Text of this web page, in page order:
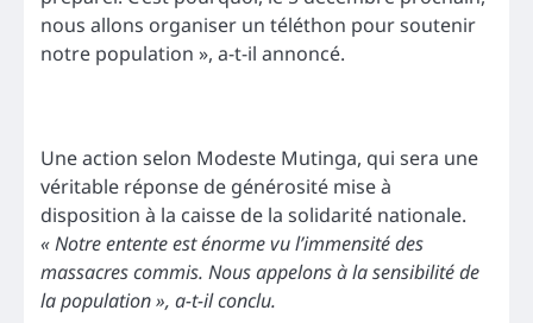
nous allons organiser un téléthon pour soutenir
notre population », a-t-il annoncé.
Une action selon Modeste Mutinga, qui sera une
véritable réponse de générosité mise à
disposition à la caisse de la solidarité nationale.
« Notre entente est énorme vu l’immensité des
massacres commis. Nous appelons à la sensibilité de
la population », a-t-il conclu.